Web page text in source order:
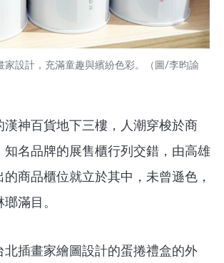
家設計，充滿童趣與繽紛色彩。（圖/李昀諭
神百貨地下三樓，人潮穿梭於商
知名品牌的展售櫃行列交錯，由高雄
商品櫃位就立於其中，未曾遜色，
滿目。
插畫家繪圖設計的蛋捲禮盒的外